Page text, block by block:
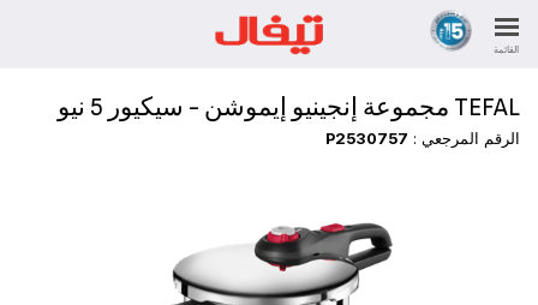
القائمة
TEFAL مجموعة إنجينيو إيموشن - سيكيور 5 نيو
الرقم المرجعي : P2530757